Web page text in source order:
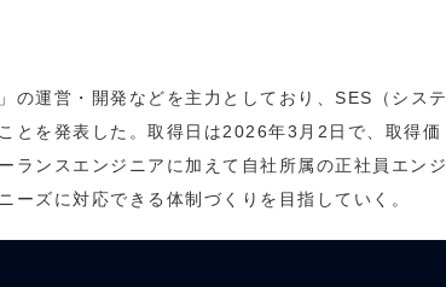
の運営・開発などを主力としており、SES（システ
とを発表した。取得日は2026年3月2日で、取得価
ランスエンジニアに加えて自社所属の正社員エンジ
ズに対応できる体制づくりを目指していく。